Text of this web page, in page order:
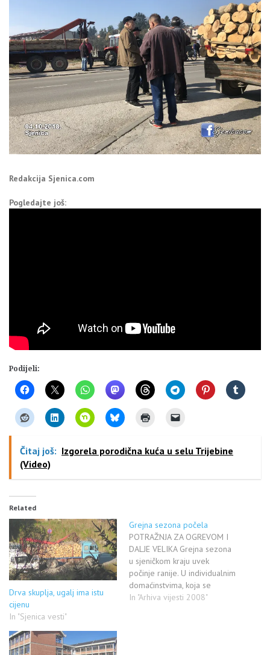
Redakcija Sjenica.com
Pogledajte još:
Podijeli:
Čitaj još: Izgorela porodična kuća u selu Trijebine
(Video)
Related
Drva skuplja, ugalj ima istu
cijenu
In "Sjenica vesti"
Grejna sezona počela
POTRAŽNJA ZA OGREVOM I
DALJE VELIKA Grejna sezona
u sjeničkom kraju uvek
počinje ranije. U individualnim
domaćinstvima, koja se
uglavnom greju na čvrsto
In "Arhiva vijesti 2008"